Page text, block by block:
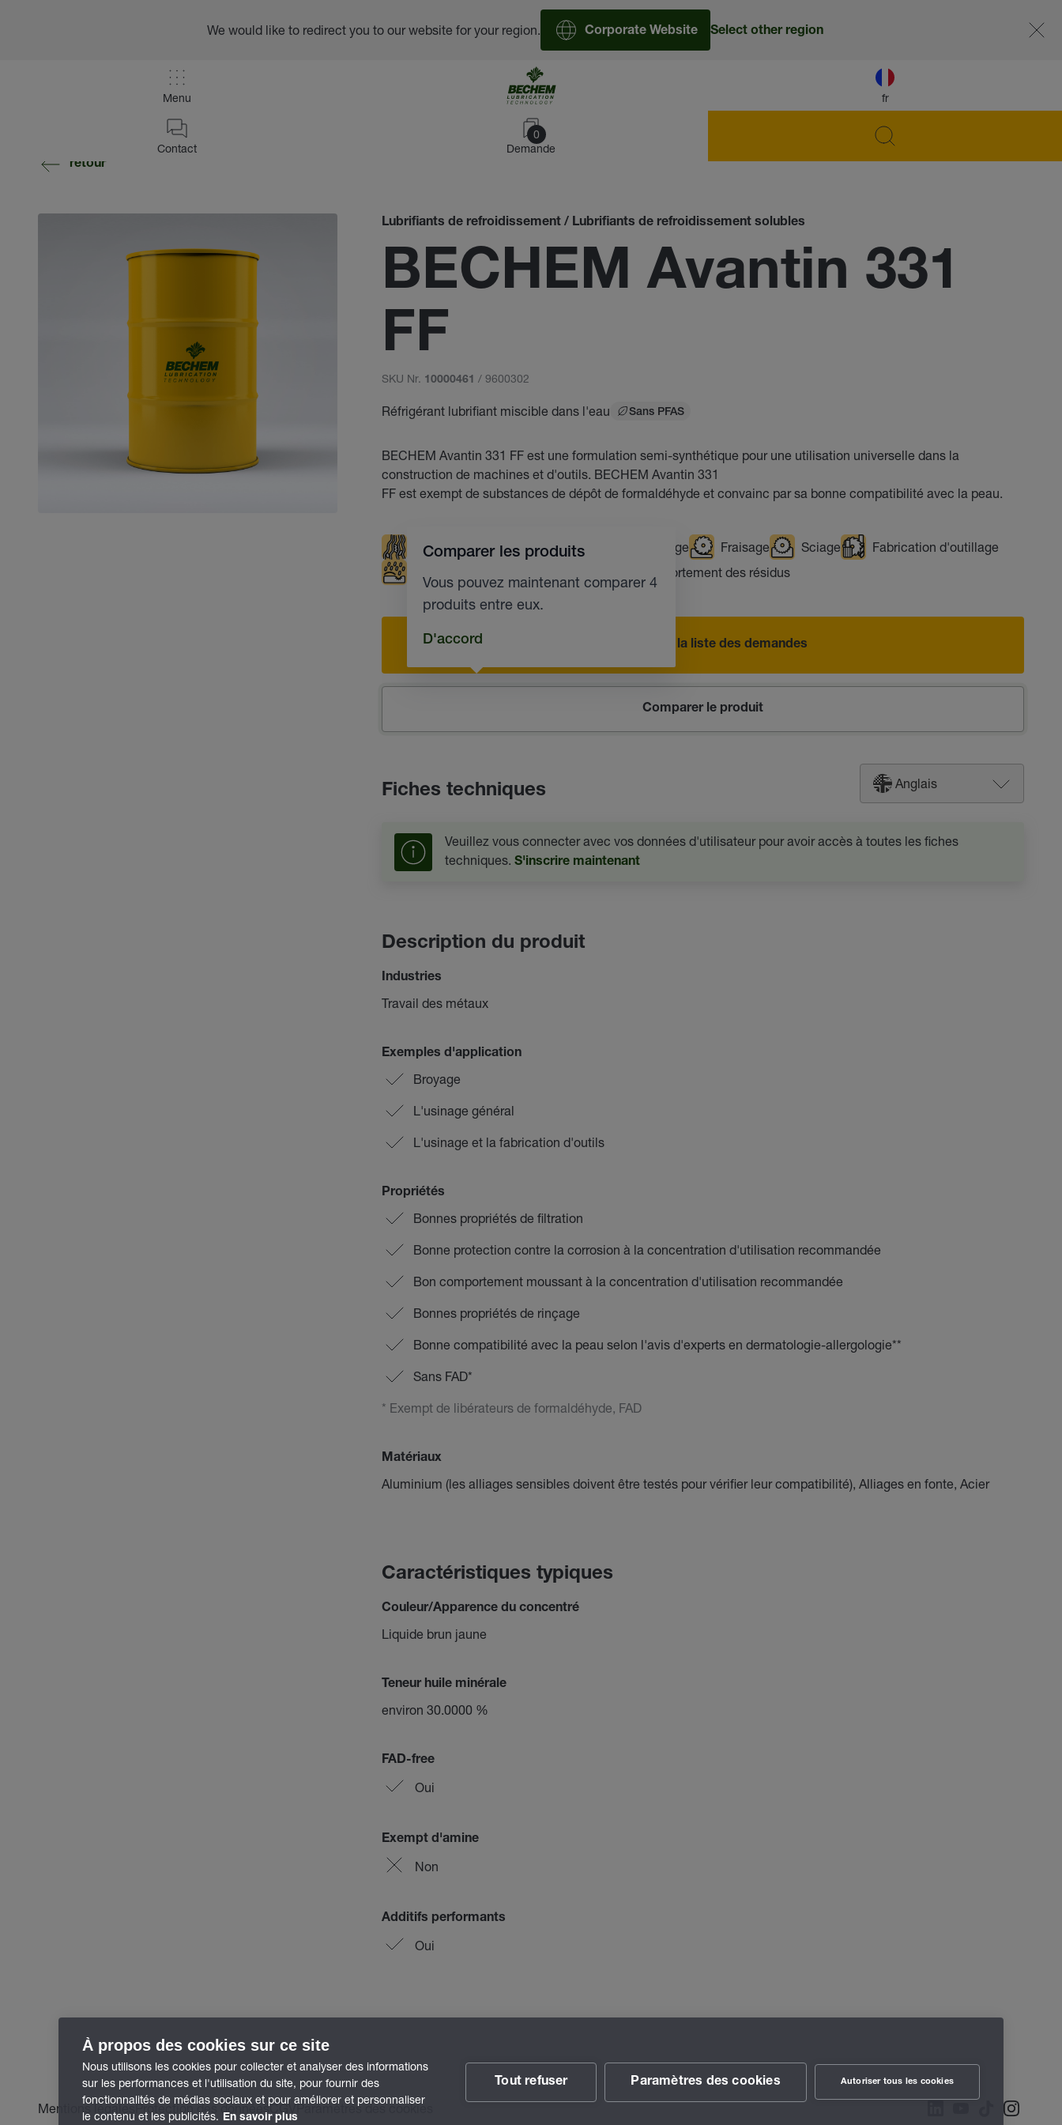
fr
Menu
0
Demande
Contact
We would like to redirect you to our website for your region. Corporate Website Select other region
retour
Lubrifiants de refroidissement / Lubrifiants de refroidissement solubles
BECHEM Avantin 331
FF
SKU Nr. 10000461 / 9600302
Réfrigérant lubrifiant miscible dans l'eau Sans PFAS
BECHEM Avantin 331 FF est une formulation semi-synthétique pour une utilisation universelle dans la
construction de machines et d'outils. BECHEM Avantin 331
FF est exempt de substances de dépôt de formaldéhyde et convainc par sa bonne compatibilité avec la peau.
Rinçage optimal Rectification Perçage Fraisage Sciage
Fabrication d'outillage
Bon comportement des résidus
Ajouter à la liste des demandes
Comparer le produit
Comparer les produits
Vous pouvez maintenant comparer 4
produits entre eux.
D'accord
Fiches techniques Anglais
Veuillez vous connecter avec vos données d'utilisateur pour avoir accès à toutes les fiches
techniques. S'inscrire maintenant
Description du produit
Industries
Travail des métaux
Exemples d'application
Broyage
L'usinage général
L'usinage et la fabrication d'outils
Propriétés
Bonnes propriétés de filtration
Bonne protection contre la corrosion à la concentration d'utilisation recommandée
Bon comportement moussant à la concentration d'utilisation recommandée
Bonnes propriétés de rinçage
Bonne compatibilité avec la peau selon l'avis d'experts en dermatologie-allergologie**
Sans FAD*
* Exempt de libérateurs de formaldéhyde, FAD
Matériaux
Aluminium (les alliages sensibles doivent être testés pour vérifier leur compatibilité), Alliages en fonte, Acier
Caractéristiques typiques
Couleur/Apparence du concentré
Liquide brun jaune
Teneur huile minérale
environ 30.0000 %
FAD-free
Oui
Exempt d'amine
Non
Additifs performants
Oui
Mentions légalesProtection des donnéesCGVParamètres des cookies
À propos des cookies sur ce site
Nous utilisons les cookies pour collecter et analyser des informations
sur les performances et l'utilisation du site, pour fournir des
fonctionnalités de médias sociaux et pour améliorer et personnaliser
le contenu et les publicités. En savoir plus
Tout refuser Paramètres des cookies Autoriser tous les cookies